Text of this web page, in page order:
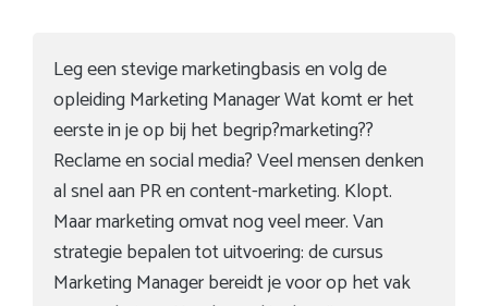
Leg een stevige marketingbasis en volg de
opleiding Marketing Manager Wat komt er het
eerste in je op bij het begrip?marketing??
Reclame en social media? Veel mensen denken
al snel aan PR en content-marketing. Klopt.
Maar marketing omvat nog veel meer. Van
strategie bepalen tot uitvoering: de cursus
Marketing Manager bereidt je voor op het vak